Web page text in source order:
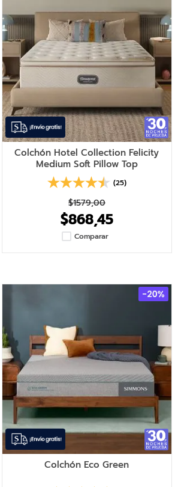
Colchón Hotel Collection Felicity
Medium Soft Pillow Top
(25)
$1579,00
$868,45
Comparar
Colchón Eco Green